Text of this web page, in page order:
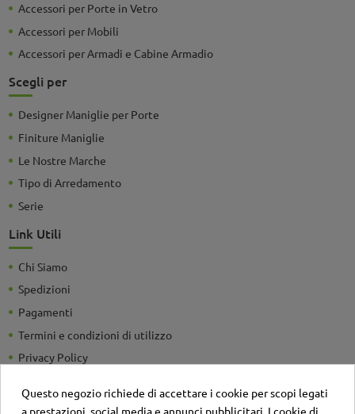
Accessori per Porte in Vetro
Accessori per Mobili
Accessori per Armadi e Cabine Armadio
Scegli per
Designer Maniglie per Porte
Finiture Maniglie
Le Nostre Marche
Tipo di Arredamento
Serie
Link Utili
Chi Siamo
Spedizioni
Pagamenti
Termini e condizioni di utilizzo
Privacy Policy
Detrazioni Fiscali
Questo negozio richiede di accettare i cookie per scopi legati
a prestazioni, social media e annunci pubblicitari. I cookie di